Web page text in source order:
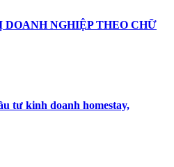
NGHIỆP THEO CHỮ
tư kinh doanh homestay,